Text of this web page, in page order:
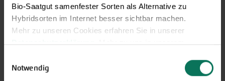
Bio-Saatgut samenfester Sorten als Alternative zu
Hybridsorten im Internet besser sichtbar machen.
Mehr zu unseren Cookies erfahren Sie in unserer
Datenschutzerklärung. Mehr zu uns in unserem
Sie können Ihre Einwilligung unter dem Link Cookie-
Notwendig
Kresse
Kürbis
Lauchzwiebeln
Mangold
Möhren
Spinat/Spinat-Ähnliche
Tomaten
Winterpostelein
Zichoriensalate